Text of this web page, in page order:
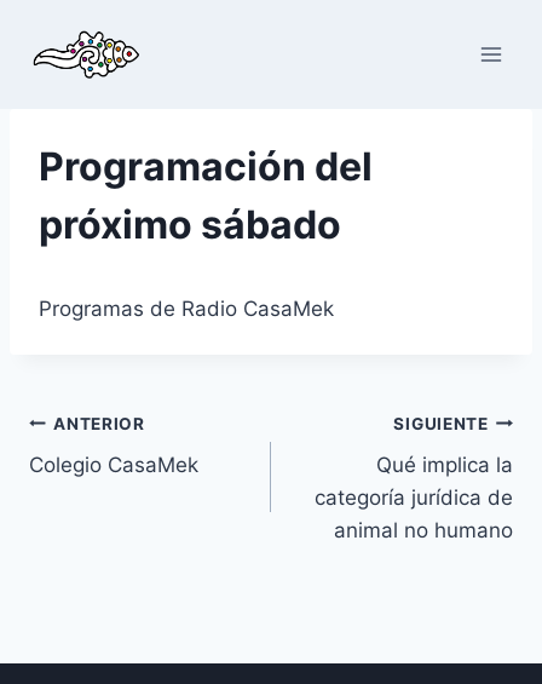
contenido
Programación del
próximo sábado
Programas de Radio CasaMek
Navegación
de
ANTERIOR
Colegio CasaMek
SIGUIENTE
Qué implica la
categoría jurídica de
animal no humano